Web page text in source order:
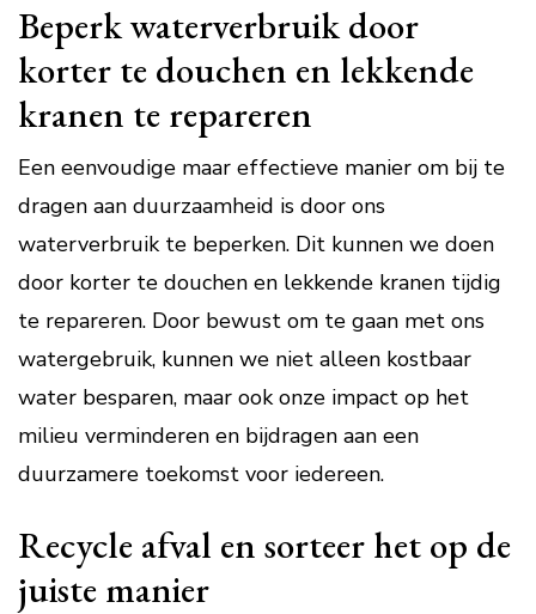
Beperk waterverbruik door
korter te douchen en lekkende
kranen te repareren
Een eenvoudige maar effectieve manier om bij te
dragen aan duurzaamheid is door ons
waterverbruik te beperken. Dit kunnen we doen
door korter te douchen en lekkende kranen tijdig
te repareren. Door bewust om te gaan met ons
watergebruik, kunnen we niet alleen kostbaar
water besparen, maar ook onze impact op het
milieu verminderen en bijdragen aan een
duurzamere toekomst voor iedereen.
Recycle afval en sorteer het op de
juiste manier